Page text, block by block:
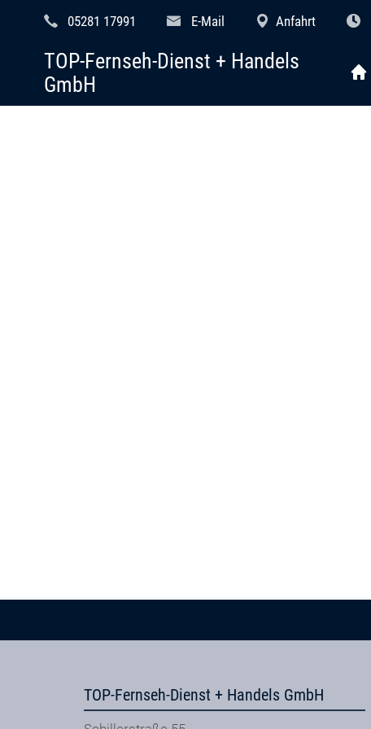
05281 17991 E-Mail Anfahrt
TOP-Fernseh-Dienst + Handels
GmbH
TOP-Fernseh-Dienst + Handels GmbH